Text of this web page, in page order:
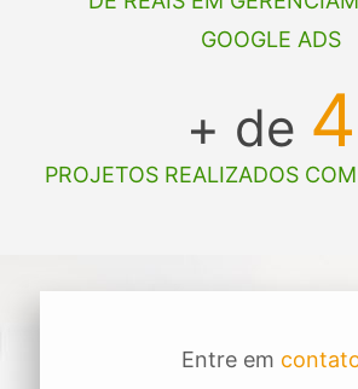
GOOGLE ADS
+ de 4
PROJETOS REALIZADOS
Entre em